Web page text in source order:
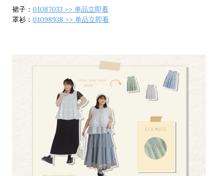
裙子： 01087033 >> 单品立即看
罩衫： 01098938 >> 单品立即看